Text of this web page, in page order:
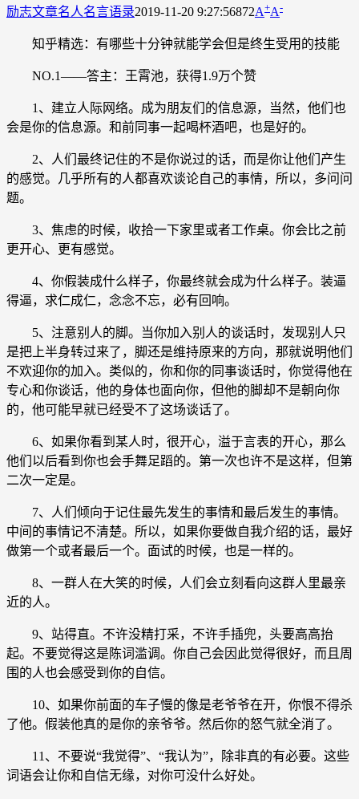
励志文章名人名言语录2019-11-20 9:27:56872A+A-
知乎精选：有哪些十分钟就能学会但是终生受用的技能
NO.1——答主：王霄池，获得1.9万个赞
1、建立人际网络。成为朋友们的信息源，当然，他们也
会是你的信息源。和前同事一起喝杯酒吧，也是好的。
2、人们最终记住的不是你说过的话，而是你让他们产生
的感觉。几乎所有的人都喜欢谈论自己的事情，所以，多问问
题。
3、焦虑的时候，收拾一下家里或者工作桌。你会比之前
更开心、更有感觉。
4、你假装成什么样子，你最终就会成为什么样子。装逼
得逼，求仁成仁，念念不忘，必有回响。
5、注意别人的脚。当你加入别人的谈话时，发现别人只
是把上半身转过来了，脚还是维持原来的方向，那就说明他们
不欢迎你的加入。类似的，你和你的同事谈话时，你觉得他在
专心和你谈话，他的身体也面向你，但他的脚却不是朝向你
的，他可能早就已经受不了这场谈话了。
6、如果你看到某人时，很开心，溢于言表的开心，那么
他们以后看到你也会手舞足蹈的。第一次也许不是这样，但第
二次一定是。
7、人们倾向于记住最先发生的事情和最后发生的事情。
中间的事情记不清楚。所以，如果你要做自我介绍的话，最好
做第一个或者最后一个。面试的时候，也是一样的。
8、一群人在大笑的时候，人们会立刻看向这群人里最亲
近的人。
9、站得直。不许没精打采，不许手插兜，头要高高抬
起。不要觉得这是陈词滥调。你自己会因此觉得很好，而且周
围的人也会感受到你的自信。
10、如果你前面的车子慢的像是老爷爷在开，你恨不得杀
了他。假装他真的是你的亲爷爷。然后你的怒气就全消了。
11、不要说“我觉得”、“我认为”，除非真的有必要。这些
词语会让你和自信无缘，对你可没什么好处。